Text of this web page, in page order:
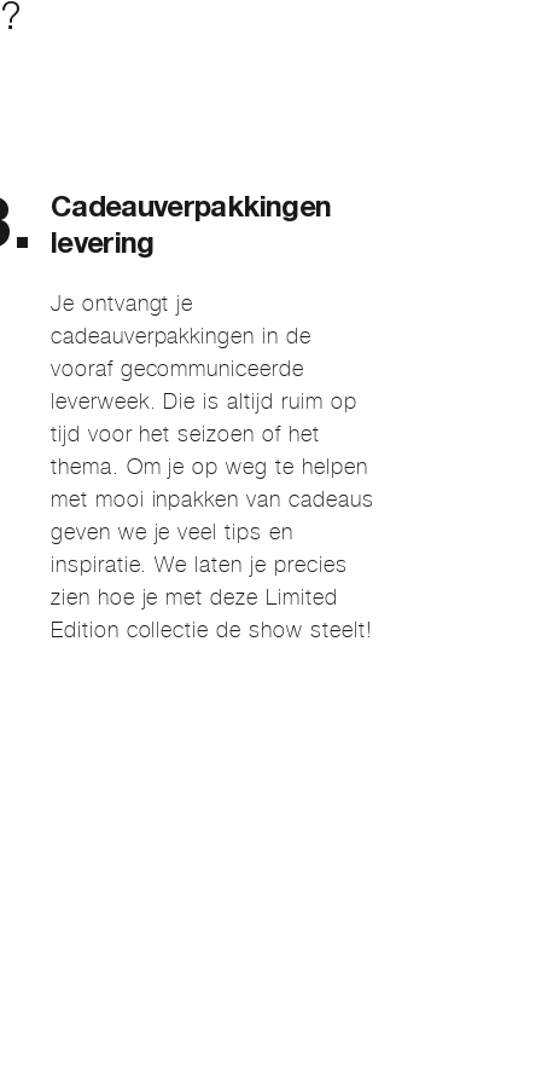
?
Cadeauverpakkingen
levering
Je ontvangt je
cadeauverpakkingen in de
vooraf gecommuniceerde
leverweek. Die is altijd ruim op
tijd voor het seizoen of het
thema. Om je op weg te helpen
met mooi inpakken van cadeaus
geven we je veel tips en
inspiratie. We laten je precies
zien hoe je met deze Limited
Edition collectie de show steelt!